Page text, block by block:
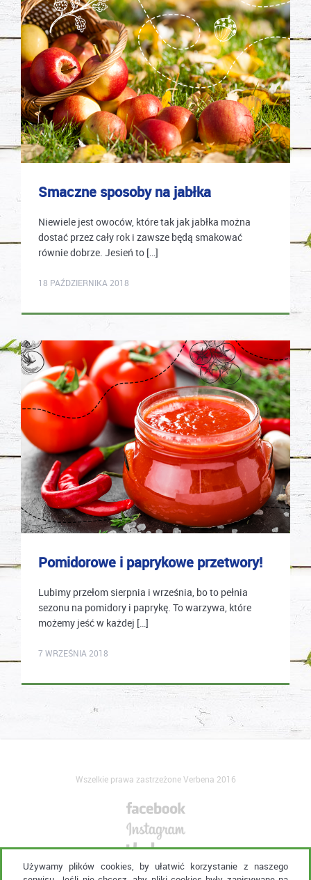
Smaczne sposoby na jabłka
Niewiele jest owoców, które tak jak jabłka można
dostać przez cały rok i zawsze będą smakować
równie dobrze. Jesień to […]
18 PAŹDZIERNIKA 2018
Pomidorowe i paprykowe przetwory!
Lubimy przełom sierpnia i września, bo to pełnia
sezonu na pomidory i paprykę. To warzywa, które
możemy jeść w każdej […]
7 WRZEŚNIA 2018
Wszelkie prawa zastrzeżone Verbena 2016
Używamy plików cookies, by ułatwić korzystanie z naszego